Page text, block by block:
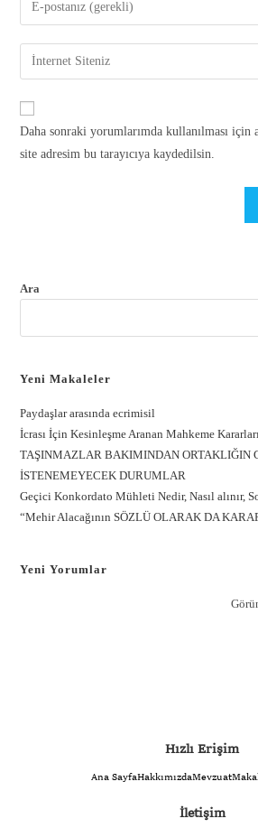
Daha sonraki yorumlarımda kullanılması için
site adresim bu tarayıcıya kaydedilsin.
Ara
Yeni Makaleler
Paydaşlar arasında ecrimisil
İcrası İçin Kesinleşme Aranan Mahkeme Kararları
TAŞINMAZLAR BAKIMINDAN ORTAKLIĞIN
İSTENEMEYECEK DURUMLAR
Geçici Konkordato Mühleti Nedir, Nasıl alınır,
“Mehir Alacağının SÖZLÜ OLARAK DA
Yeni Yorumlar
Hızlı Erişim
Ana SayfaHakkımızdaMevzuat
İletişim